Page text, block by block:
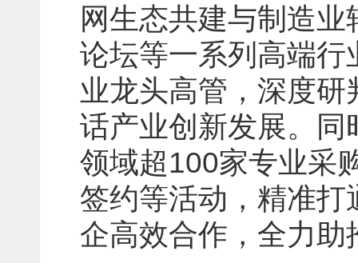
网生态共建与制造
论坛等一系列高端
业龙头高管，深度
话产业创新发展。
领域超100家专业采
签约等活动，精准
企高效合作，全力